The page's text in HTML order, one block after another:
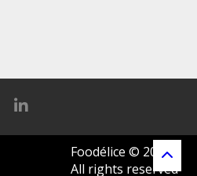
Foodélice © 2026
All rights reserved